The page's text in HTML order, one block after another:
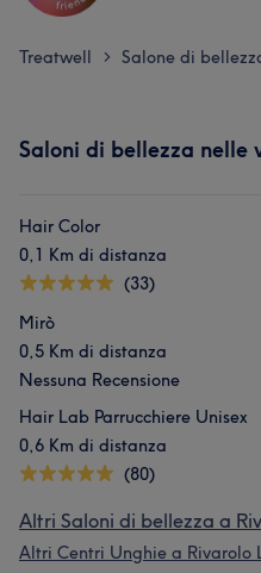
Treatwell > Salone di
Saloni di bellezza nelle
Hair Color
0,1 Km di distanza
(33)
Mirò
0,5 Km di distanza
Nessuna Recensione
Hair Lab Parrucchiere Unisex
0,6 Km di distanza
(80)
Altri Saloni di bellezza a
Altri Centri Unghie a Rivarolo